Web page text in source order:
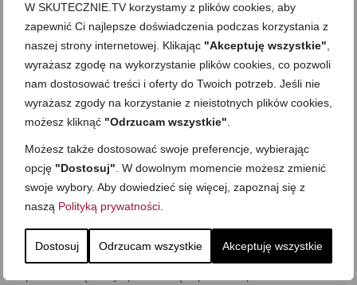
W SKUTECZNIE.TV korzystamy z plików cookies, aby
zapewnić Ci najlepsze doświadczenia podczas korzystania z
naszej strony internetowej. Klikając "Akceptuję wszystkie"
wyrażasz zgodę na wykorzystanie plików cookies, co pozwoli
nam dostosować treści i oferty do Twoich potrzeb. Jeśli nie
wyrażasz zgody na korzystanie z nieistotnych plików cookies,
możesz kliknąć "Odrzucam wszystkie"
Możesz także dostosować swoje preferencje, wybierając
opcję "Dostosuj" . W dowolnym momencie możesz zmienić
swoje wybory. Aby dowiedzieć się więcej, zapoznaj się z
naszą Polityką prywatności
Dostosuj Odrzucam wszystkie Akceptuję wszystkie
Zapiekana ryba pod pieczarkami i
ziemniaczanym puree
10 LIPCA 2015 z 12 KOMENTARZY
Dzisiaj zapiekana ryba pod pieczarkami i ziemniaczanym